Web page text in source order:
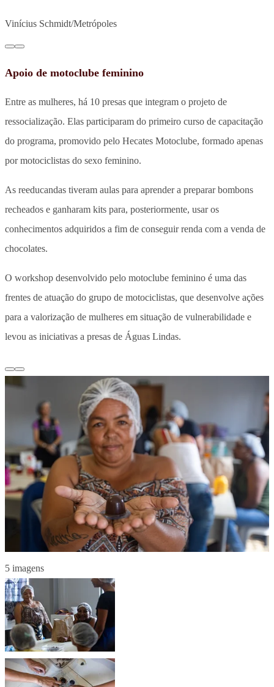
Vinícius Schmidt/Metrópoles
Apoio de motoclube feminino
Entre as mulheres, há 10 presas que integram o projeto de
ressocialização. Elas participaram do primeiro curso de capacitação
do programa, promovido pelo Hecates Motoclube, formado apenas
por motociclistas do sexo feminino.
As reeducandas tiveram aulas para aprender a preparar bombons
recheados e ganharam kits para, posteriormente, usar os
conhecimentos adquiridos a fim de conseguir renda com a venda de
chocolates.
O workshop desenvolvido pelo motoclube feminino é uma das
frentes de atuação do grupo de motociclistas, que desenvolve ações
para a valorização de mulheres em situação de vulnerabilidade e
levou as iniciativas a presas de Águas Lindas.
5 imagens